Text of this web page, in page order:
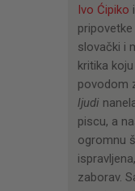
Ivo Ćipiko
slovački i
kritika
povodom
ljudi
piscu, a
ogromnu
zaborav.